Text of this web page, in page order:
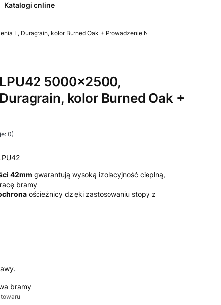
Katalogi online
L, Duragrain, kolor Burned Oak + Prowadzenie N
5000x2500,
kolor Burned Oak +
0)
42mm gwarantują wysoką izolacyjność cieplną,
bramy
ościeżnicy dzięki zastosowaniu stopy z
bramy